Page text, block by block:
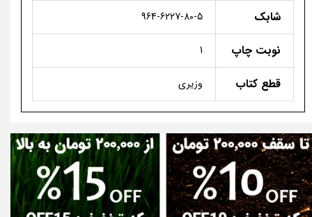
شابک 964-6227-80-5
نوبت چاپ 1
قطع کتاب وزیری